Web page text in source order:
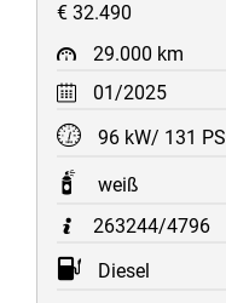
€ 32.490
29.000 km
01/2025
96 kW/ 131 PS
weiß
263244/4796
Diesel